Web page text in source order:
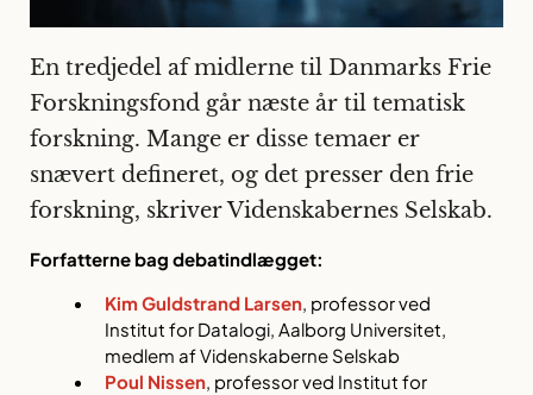
En tredjedel af midlerne til Danmarks Frie
Forskningsfond går næste år til tematisk
forskning. Mange er disse temaer er
snævert defineret, og det presser den frie
forskning, skriver Videnskabernes Selskab.
Forfatterne bag debatindlægget:
Kim Guldstrand Larsen, professor ved
Institut for Datalogi, Aalborg Universitet,
medlem af Videnskaberne Selskab
Poul Nissen, professor ved Institut for